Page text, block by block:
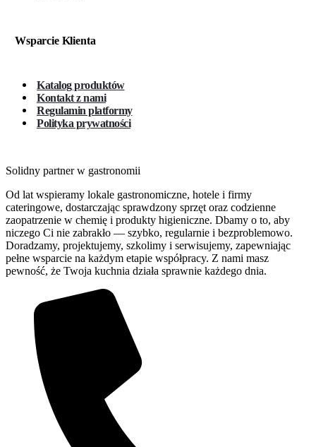
Wsparcie Klienta
Katalog produktów
Kontakt z nami
Regulamin platformy
Polityka prywatności
Solidny partner w gastronomii
Od lat wspieramy lokale gastronomiczne, hotele i firmy
cateringowe, dostarczając sprawdzony sprzęt oraz codzienne
zaopatrzenie w chemię i produkty higieniczne. Dbamy o to, aby
niczego Ci nie zabrakło — szybko, regularnie i bezproblemowo.
Doradzamy, projektujemy, szkolimy i serwisujemy, zapewniając
pełne wsparcie na każdym etapie współpracy. Z nami masz
pewność, że Twoja kuchnia działa sprawnie każdego dnia.